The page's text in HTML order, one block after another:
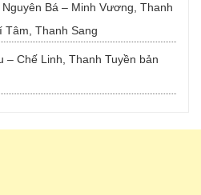
Bá – Minh Vương, Thanh
Tâm, Thanh Sang
– Chế Linh, Thanh Tuyền bản